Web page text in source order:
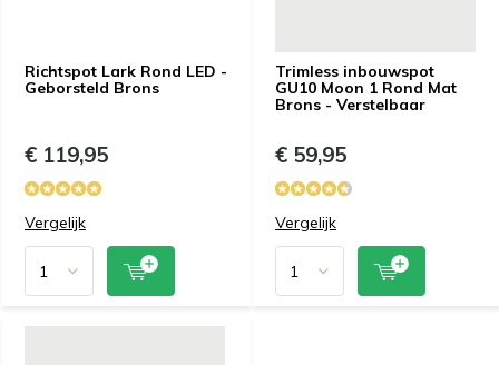
Richtspot Lark Rond LED -
Geborsteld Brons
€ 119,95
Vergelijk
Trimless inbouwspot
GU10 Moon 1 Rond Mat
Brons - Verstelbaar
€ 59,95
Vergelijk